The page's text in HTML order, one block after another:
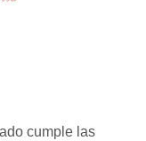
cumple las